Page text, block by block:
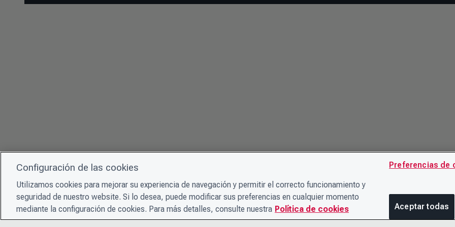
Configuración de las cookies
Utilizamos cookies para mejorar su experiencia de navegación y permitir el correcto funcionamiento y
seguridad de nuestro website. Si lo desea, puede modificar sus preferencias en cualquier momento
mediante la configuración de cookies. Para más detalles, consulte nuestra Política de cookies
Preferencias de
Aceptar todas